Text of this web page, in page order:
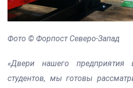
Фото © Форпост Северо-Запад
«Двери нашего предприятия
студентов, мы готовы